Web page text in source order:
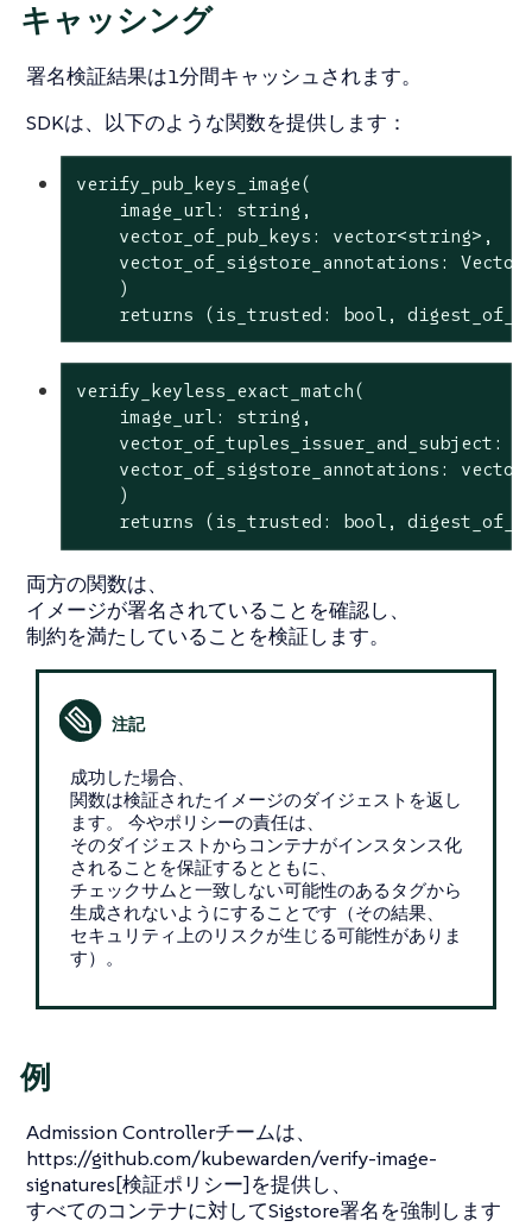
キャッシング
署名検証結果は1分間キャッシュされます。
SDKは、以下のような関数を提供します：
verify_pub_keys_image(
    image_url: string,
    vector_of_pub_keys: vector<string>,
vector_of_sigstore_annotations:
    )
    returns (is_trusted:
bool ,
verify_keyless_exact_match(
    image_url: string,
vector_of_tuples_issuer_and_subject:
vector_of_sigstore_annotations:
    )
    returns (is_trusted:
bool,
両方の関数は、
イメージが署名されていることを確認し、
制約を満たしていることを検証します。
成功した場合、
関数は検証されたイメージのダイジェストを返し
ます。 今やポリシーの責任は、
そのダイジェストからコンテナがインスタンス化
されることを保証するとともに、
チェックサムと一致しない可能性のあるタグから
生成されないようにすることです（その結果、
セキュリティ上のリスクが生じる可能性がありま
す）。
例
Admission Controllerチームは、
https://github.com/kubewarden/verify-image-
signatures[検証ポリシー]を提供し、
すべてのコンテナに対してSigstore署名を強制します